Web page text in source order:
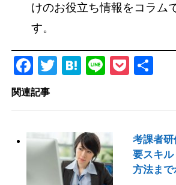
けのお役立ち情報をコラム
す。
Facebook
Twitter
Hatena
Line
関連記事
考課者
要スキ
方法ま